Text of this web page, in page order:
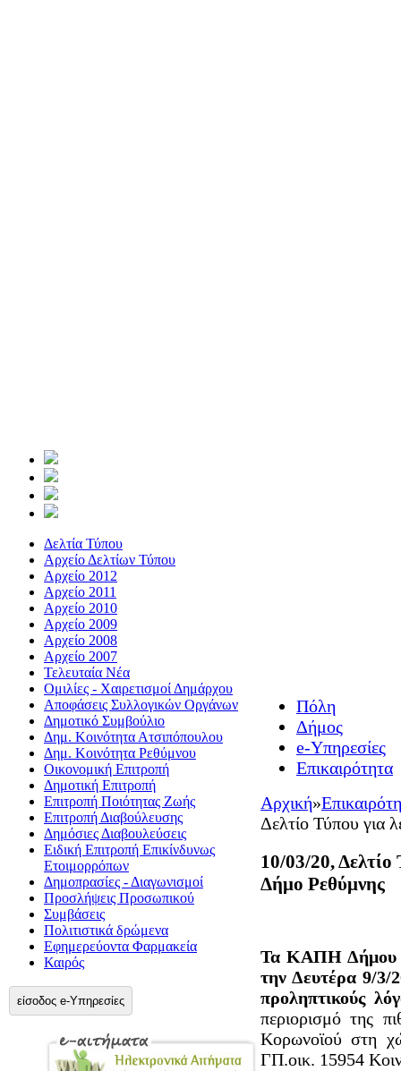
Δελτία Τύπου
Αρχείο Δελτίων Τύπου
Αρχείο 2012
Αρχείο 2011
Αρχείο 2010
Αρχείο 2009
Αρχείο 2008
Αρχείο 2007
Τελευταία Νέα
Ομιλίες - Χαιρετισμοί Δημάρχου
Αποφάσεις Συλλογικών Οργάνων
Δημοτικό Συμβούλιο
Δημ. Κοινότητα Ατσιπόπουλου
Δημ. Κοινότητα Ρεθύμνου
Οικονομική Επιτροπή
Δημοτική Επιτροπή
Επιτροπή Ποιότητας Ζωής
Επιτροπή Διαβούλευσης
Δημόσιες Διαβουλεύσεις
Ειδική Επιτροπή Επικίνδυνως
Ετοιμορρόπων
Δημοπρασίες - Διαγωνισμοί
Προσλήψεις Προσωπικού
Συμβάσεις
Πολιτιστικά δρώμενα
Εφημερεύοντα Φαρμακεία
Καιρός
είσοδος e-Υπηρεσίες
Πόλη
Δήμος
e-Υπηρεσίες
Επικαιρότητα
Αρχική»
Δελτίο Τύπου για
10/03/20,
Δήμο Ρεθύμνης
Τα ΚΑΠΗ Δήμου
την Δευτέρα 9/3/
προληπτικούς
περιορισμό της
Κορωνοϊού στη
ΓΠ.οικ. 15954